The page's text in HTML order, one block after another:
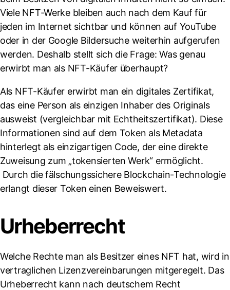
Viele NFT-Werke bleiben auch nach dem Kauf für
jeden im Internet sichtbar und können auf YouTube
oder in der Google Bildersuche weiterhin aufgerufen
werden. Deshalb stellt sich die Frage: Was genau
erwirbt man als NFT-Käufer überhaupt?
Als NFT-Käufer erwirbt man ein digitales Zertifikat,
das eine Person als einzigen Inhaber des Originals
ausweist (vergleichbar mit Echtheitszertifikat). Diese
Informationen sind auf dem Token als Metadata
hinterlegt als einzigartigen Code, der eine direkte
Zuweisung zum „tokensierten Werk“ ermöglicht.
Durch die fälschungssichere Blockchain-Technologie
erlangt dieser Token einen Beweiswert.
Urheberrecht
Welche Rechte man als Besitzer eines NFT hat, wird in
vertraglichen Lizenzvereinbarungen mitgeregelt. Das
Urheberrecht kann nach deutschem Recht